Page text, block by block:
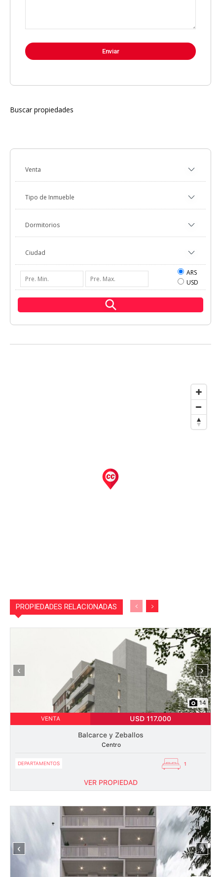
Buscar propiedades
ARS
USD
PROPIEDADES RELACIONADAS
‹ ›
14
VENTA USD 117.000
Balcarce y Zeballos
Centro
DEPARTAMENTOS 1
VER PROPIEDAD
‹ ›